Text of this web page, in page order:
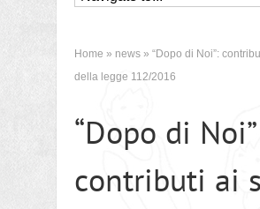
Home » news » “Dopo di Noi”:
della legge 112/2016
“Dopo di
contributi ai